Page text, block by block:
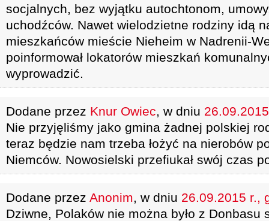
socjalnych, bez wyjątku autochtonom,
uchodźców. Nawet wielodzietne rodziny idą
mieszkańców mieście Nieheim w Nadrenii-
poinformował lokatorów mieszkań
wyprowadzić.
Dodane przez Knur Owiec, w dniu
Nie przyjęliśmy jako gmina żadnej polskiej
teraz będzie nam trzeba łożyć na nierobów
Niemców. Nowosielski przefiukał swój czas
Dodane przez Anonim, w dniu 26.09.2015 r.,
Dziwne, Polaków nie można było z Donbasu